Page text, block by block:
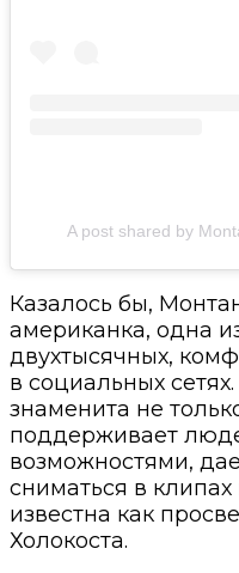
A post shared by
Казалось бы,
американка, одна
двухтысячных,
в социальных
знаменита не
поддерживает
возможностями,
сниматься в
известна как
Холокоста.